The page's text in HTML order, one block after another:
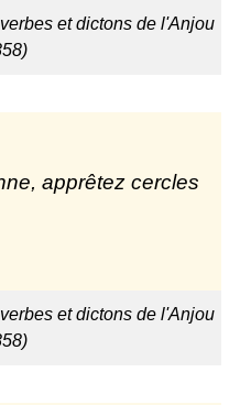
et dictons de l'Anjou
apprêtez cercles
et dictons de l'Anjou